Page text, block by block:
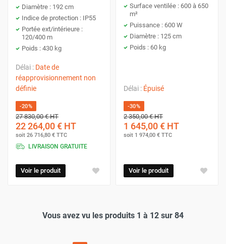
Inconvénients :
Moins portables que les ventilateurs de
Peuvent être bruyants :
modèles puissants.
Ne conviennent pas aux espaces très
En raison de leur
encombrement.
Diamètre : 192 cm
Indice de protection : IP55
Portée ext/intérieure :
120/400 m
Poids : 430 kg
Délai : Date de
réapprovisionnement non
définie
-20%
27 830,00 €HT
22 264,00 € HT
soit 26 716,80 € TTC
LIVRAISON GRATUITE
Voir le produit
Surface ventilée : 600 à 650
m²
Puissance : 600 W
Diamètre : 125 cm
Poids : 60 kg
Délai : Épuisé
-30%
2 350,00 €HT
1 645,00 € HT
soit 1 974,00 € TTC
Voir le produit
Vous avez vu les produits 1 à 12 sur 84